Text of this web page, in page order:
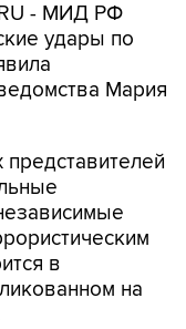
- МИД РФ
удары по
Мария
в
на